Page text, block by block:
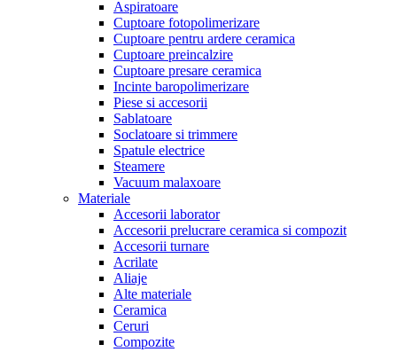
Aspiratoare
Cuptoare fotopolimerizare
Cuptoare pentru ardere ceramica
Cuptoare preincalzire
Cuptoare presare ceramica
Incinte baropolimerizare
Piese si accesorii
Sablatoare
Soclatoare si trimmere
Spatule electrice
Steamere
Vacuum malaxoare
Materiale
Accesorii laborator
Accesorii prelucrare ceramica si compozit
Accesorii turnare
Acrilate
Aliaje
Alte materiale
Ceramica
Ceruri
Compozite